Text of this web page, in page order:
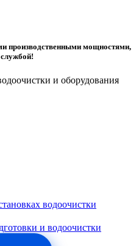
производственными мощностями,
и оборудования
водоочистки
и водоочистки